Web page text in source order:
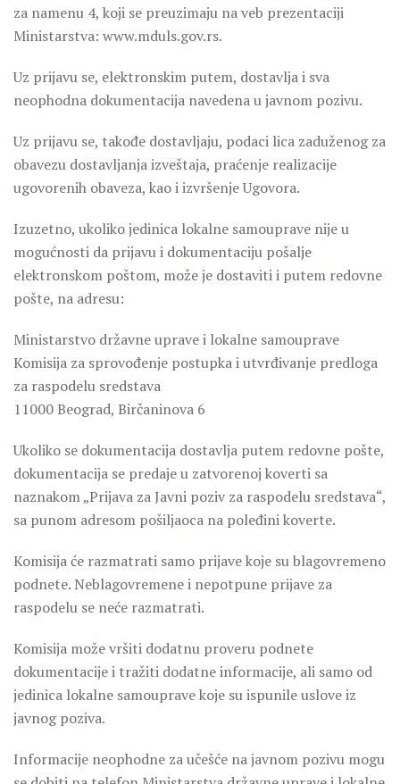
za namenu 4, koji se preuzimaju na veb prezentaciji
Ministarstva: www.mduls.gov.rs.
Uz prijavu se, elektronskim putem, dostavlja i sva
neophodna dokumentacija navedena u javnom pozivu.
Uz prijavu se, takođe dostavljaju, podaci lica zaduženog za
obavezu dostavljanja izveštaja, praćenje realizacije
ugovorenih obaveza, kao i izvršenje Ugovora.
Izuzetno, ukoliko jedinica lokalne samouprave nije u
mogućnosti da prijavu i dokumentaciju pošalje
elektronskom poštom, može je dostaviti i putem redovne
pošte, na adresu:
Ministarstvo državne uprave i lokalne samouprave
Komisija za sprovođenje postupka i utvrđivanje predloga
za raspodelu sredstava
11000 Beograd, Birčaninova 6
Ukoliko se dokumentacija dostavlja putem redovne pošte,
dokumentacija se predaje u zatvorenoj koverti sa
naznakom „Prijava za Javni poziv za raspodelu sredstava“,
sa punom adresom pošiljaoca na poleđini koverte.
Komisija će razmatrati samo prijave koje su blagovremeno
podnete. Neblagovremene i nepotpune prijave za
raspodelu se neće razmatrati.
Komisija može vršiti dodatnu proveru podnete
dokumentacije i tražiti dodatne informacije, ali samo od
jedinica lokalne samouprave koje su ispunile uslove iz
javnog poziva.
Informacije neophodne za učešće na javnom pozivu mogu